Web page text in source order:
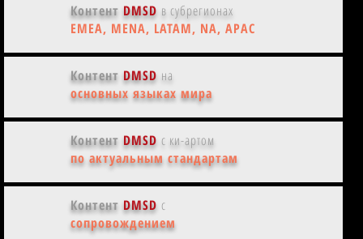
Контент DMSD в субрегионах
EMEA, MENA, LATAM, NA, APAC
Контент DMSD на
основных языках мира
Контент DMSD с ки-артом
по актуальным стандартам
Контент DMSD с
сопровождением